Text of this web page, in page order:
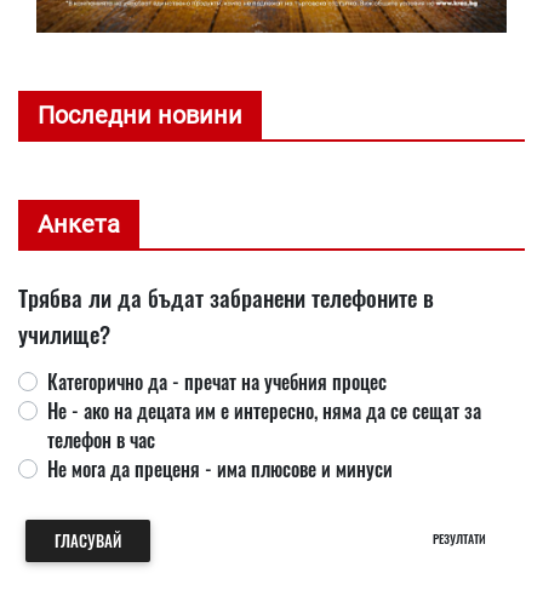
Последни новини
Анкета
Трябва ли да бъдат забранени телефоните в
училище?
Категорично да - пречат на учебния процес
Не - ако на децата им е интересно, няма да се сещат за
телефон в час
Не мога да преценя - има плюсове и минуси
ГЛАСУВАЙ РЕЗУЛТАТИ